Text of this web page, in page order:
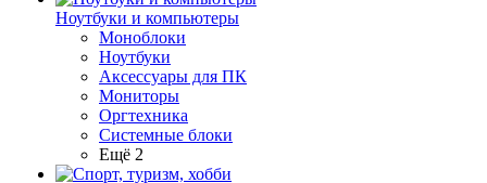
Ноутбуки и компьютеры
Моноблоки
Ноутбуки
Аксессуары для ПК
Мониторы
Оргтехника
Системные блоки
Ещё 2